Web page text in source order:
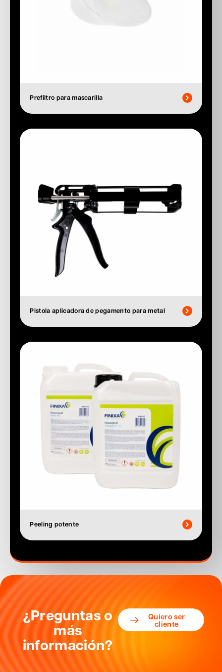
Prefiltro para mascarilla
Pistola aplicadora de pegamento para metal
Peeling potente
¿Preguntas o
más
información?
Quiero ser
cliente